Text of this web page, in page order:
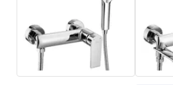
Гарантія
24
Умови гарантії